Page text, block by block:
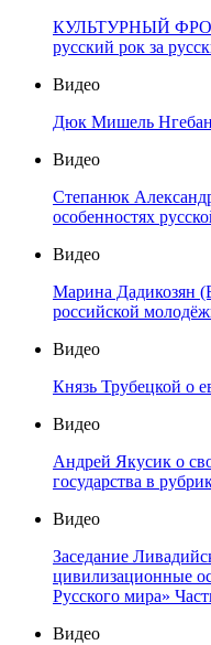
КУЛЬТУРНЫЙ
русский рок за
Видео
Дюк Мишель
Видео
Степанюк
особенностях
Видео
Марина Дадикозян
российской
Видео
Князь Трубецкой о
Видео
Андрей Якусик о
государства в
Видео
Заседание
цивилизационные
Русского мира»
Видео